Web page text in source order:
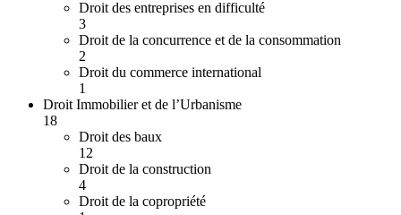
Droit des entreprises en difficulté
3
Droit de la concurrence et de la consommation
2
Droit du commerce international
1
Droit Immobilier et de l’Urbanisme
18
Droit des baux
12
Droit de la construction
4
Droit de la copropriété